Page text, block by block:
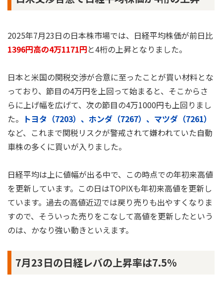
2025年7月23日の日本株市場では、日経平均株価が前日比
1396円高の4万1171円と4桁の上昇となりました。
日本と米国の関税交渉が合意に至ったことが買い材料とな
っており、節目の4万円を上回って始まると、そこからさ
らに上げ幅を広げて、次の節目の4万1000円も上回りまし
た。 トヨタ（7203）、ホンダ（7267）、マツダ（7261）
など、これまで関税リスクが警戒されて嫌われていた自動
車株の多くに買いが入りました。
日経平均は上に値幅が出る中で、この時点での年初来高値
を更新しています。この日はTOPIXも年初来高値を更新し
ています。過去の高値近辺では戻り売りも出やすくなりま
すので、そういった売りをこなして高値を更新したという
のは、かなり強い動きといえます。
7月23日の日経レバの上昇率は7.5％